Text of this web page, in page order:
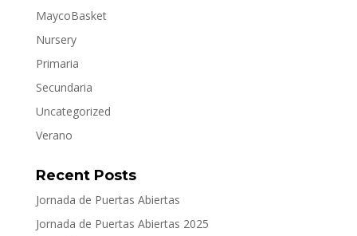
MaycoBasket
Nursery
Primaria
Secundaria
Uncategorized
Verano
Recent Posts
Jornada de Puertas Abiertas
Jornada de Puertas Abiertas 2025